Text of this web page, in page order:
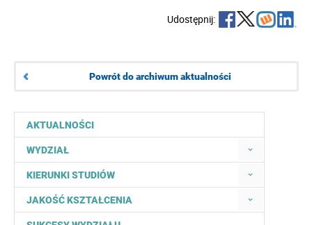
AKTUALNOŚCI
WYDZIAŁ
KIERUNKI STUDIÓW
JAKOŚĆ KSZTAŁCENIA
Udostępnij:
Powrót do archiwum aktualności